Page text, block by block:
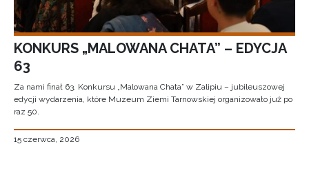
KONKURS „MALOWANA CHATA” – EDYCJA
63
Za nami finał 63. Konkursu „Malowana Chata” w Zalipiu – jubileuszowej
edycji wydarzenia, które Muzeum Ziemi Tarnowskiej organizowało już po
raz 50.
15 czerwca, 2026